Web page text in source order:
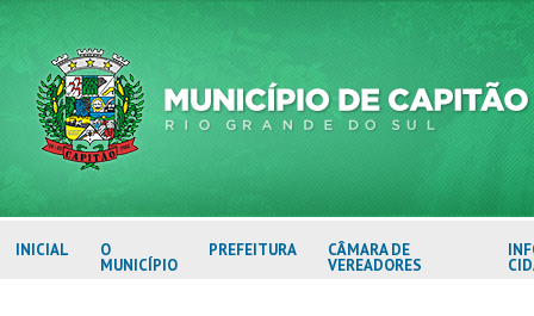
INICIAL O
MUNICÍPIO
PREFEITURA CÂMARA DE
VEREADORES